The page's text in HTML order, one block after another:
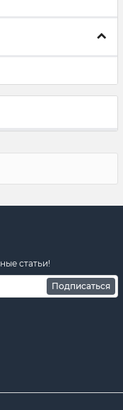
статьи!
Подписаться